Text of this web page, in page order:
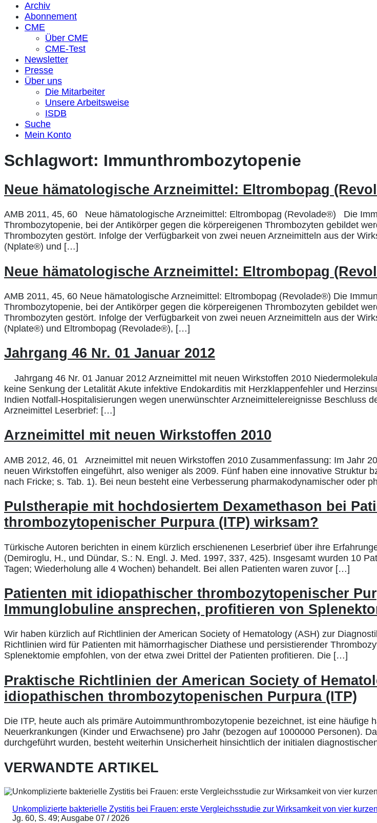
Archiv
Abonnement
CME
Über CME
CME-Test
Newsletter
Presse
Über uns
Die Mitarbeiter
Unsere Arbeitsweise
ISDB
Suche
Mein Konto
Schlagwort: Immunthrombozytopenie
Neue hämatologische Arzneimittel: Eltrombopag
AMB 2011, 45, 60 Neue hämatologische Arzneimittel: Eltrombopag (Revolade®) Die
Thrombozytopenie, bei der Antikörper gegen die körpereigenen Thrombozyten gebildet
Thrombozyten gestört. Infolge der Verfügbarkeit von zwei neuen Arzneimitteln aus der
(Nplate®) und […]
Neue hämatologische Arzneimittel: Eltrombopag
AMB 2011, 45, 60 Neue hämatologische Arzneimittel: Eltrombopag (Revolade®) Die
Thrombozytopenie, bei der Antikörper gegen die körpereigenen Thrombozyten gebildet
Thrombozyten gestört. Infolge der Verfügbarkeit von zwei neuen Arzneimitteln aus der
(Nplate®) und Eltrombopag (Revolade®), […]
Jahrgang 46 Nr. 01 Januar 2012
Jahrgang 46 Nr. 01 Januar 2012 Arzneimittel mit neuen Wirkstoffen 2010
keine Senkung der Letalität Akute infektive Endokarditis mit Herzklappenfehler und
Indien Notfall-Hospitalisierungen wegen unerwünschter Arzneimittelereignisse Beschluss
Arzneimittel Leserbrief: […]
Arzneimittel mit neuen Wirkstoffen 2010
AMB 2012, 46, 01 Arzneimittel mit neuen Wirkstoffen 2010 Zusammenfassung: Im Jahr
neuen Wirkstoffen eingeführt, also weniger als 2009. Fünf haben eine innovative Struktur
nach Fricke; s. Tab. 1). Bei neun besteht eine Verbesserung pharmakodynamischer oder
Pulstherapie mit hochdosiertem Dexamethason bei
thrombozytopenischer Purpura (ITP) wirksam?
Türkische Autoren berichten in einem kürzlich erschienenen Leserbrief über ihre
(Demiroglu, H., und Dündar, S.: N. Engl. J. Med. 1997, 337, 425). Insgesamt wurden 10
Tagen; Wiederholung alle 4 Wochen) behandelt. Bei allen Patienten waren zuvor […]
Patienten mit idiopathischer thrombozytopenischer
Immunglobuline ansprechen, profitieren von
Wir haben kürzlich auf Richtlinien der American Society of Hematology (ASH) zur
Richtlinien wird für Patienten mit hämorrhagischer Diathese und persistierender
Splenektomie empfohlen, von der etwa zwei Drittel der Patienten profitieren. Die […]
Praktische Richtlinien der American Society of
idiopathischen thrombozytopenischen Purpura (ITP)
Die ITP, heute auch als primäre Autoimmunthrombozytopenie bezeichnet, ist eine
Neuerkrankungen (Kinder und Erwachsene) pro Jahr (bezogen auf 1000000 Personen).
durchgeführt wurden, besteht weiterhin Unsicherheit hinsichtlich der initialen
VERWANDTE ARTIKEL
Unkomplizierte bakterielle Zystitis bei Frauen: erste Vergleichsstudie zur Wirksamkeit von vier
Jg. 60, S. 49; Ausgabe 07 / 2026